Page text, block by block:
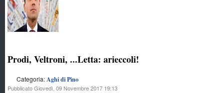
Prodi, Veltroni, ...Letta: arieccoli!
Categoria:Aghi di Pino
Pubblicato Giovedì, 09 Novembre 2017 19:13